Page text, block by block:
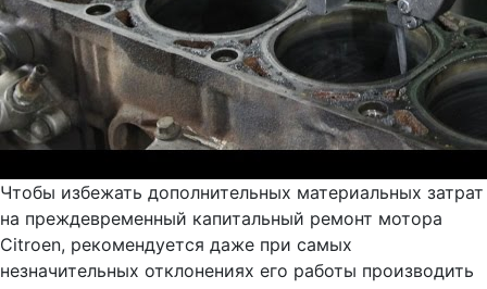
Чтобы избежать дополнительных материальных затрат
на преждевременный капитальный ремонт мотора
Citroen, рекомендуется даже при самых
незначительных отклонениях его работы производить